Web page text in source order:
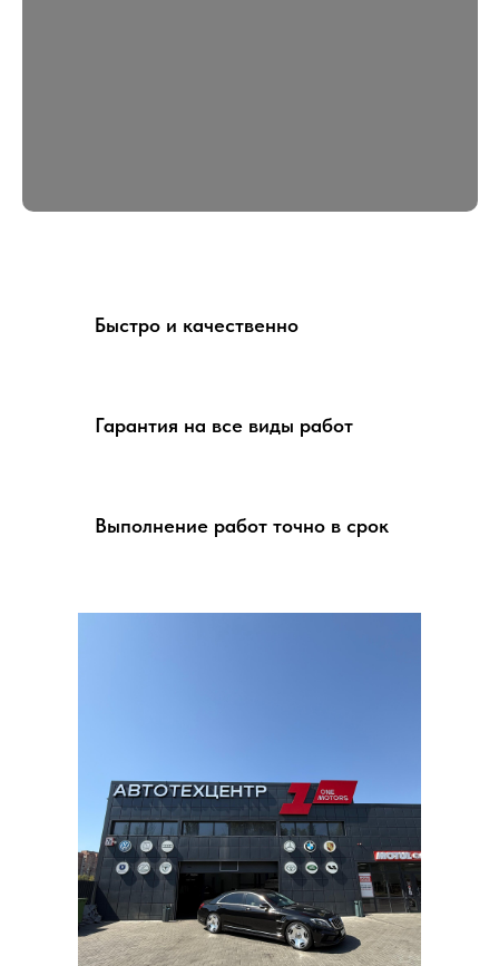
Быстро и качественно
Гарантия на все виды работ
Выполнение работ точно в срок